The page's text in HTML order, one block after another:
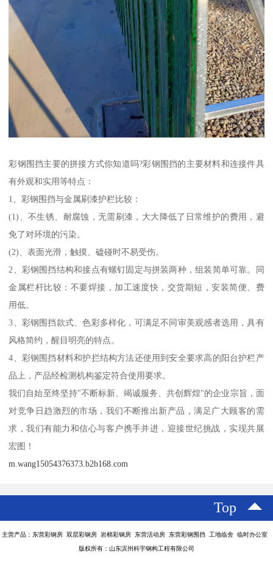
彩钢围挡主要的拼接方式你知道吗?彩钢围挡的主要材料和连接件具
有外观和实用等特点：
1、彩钢围挡与金属刷漆护栏比较：
(1)、不生锈、耐腐蚀，无需刷漆，大大降低了日常维护的费用，避
免了对环境的污染。
(2)、表面光滑，触摸、磕碰时不易受伤。
2、彩钢围挡结构和接点有螺钉固定与拼装两种，组装简单可靠。同
金属栏杆比较：不要焊接，加工速度快，交货期短，安装简便、费
用低。
3、彩钢围挡款式、色彩多样化，可满足不同审美观感者选用，具有
风格简约，醒目明亮的特点。
4、彩钢围挡材料和护拦结构方法还使用到安全要求高的阳台护栏产
品上，产品经检测机构鉴定符合使用要求。
我们自始至终坚持"不断标新、竭诚服务、共创辉煌"的企业宗旨，面
对竞争日趋激烈的市场，我们不断推出新产品，满足广大顾客的需
求，我们有能力和信心与客户携手并进，迎接世纪挑战，实现共展
宏图！
m.wang15054376373.b2b168.com
Top
主营产品：东营彩钢房 双层彩钢房 岩棉彩钢房 东营活动房 东营彩钢围挡 工地临舍 临时办公室
版权所有：山东滨州科宇钢构工程有限公司